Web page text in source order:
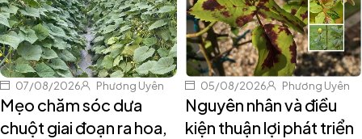
07/08/2026 Phương Uyên
Mẹo chăm sóc dưa
chuột giai đoạn ra hoa,
05/08/2026 Phương Uyên
Nguyên nhân và điều
kiện thuận lợi phát triển